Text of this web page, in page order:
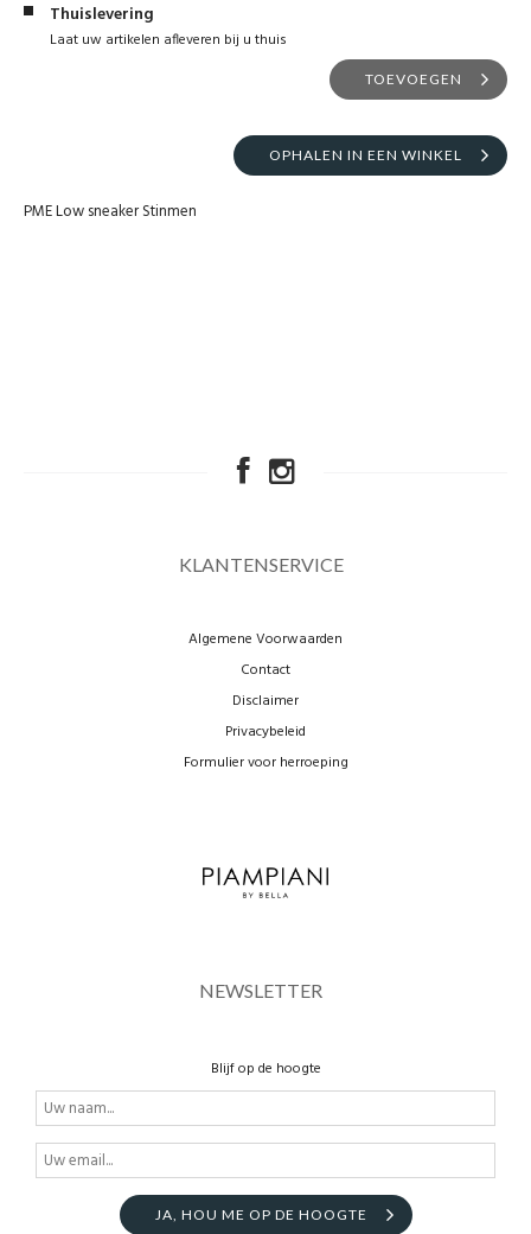
Thuislevering
Laat uw artikelen afleveren bij u thuis
TOEVOEGEN
OPHALEN IN EEN WINKEL
PME Low sneaker Stinmen
KLANTENSERVICE
Algemene Voorwaarden
Contact
Disclaimer
Privacybeleid
Formulier voor herroeping
NEWSLETTER
Blijf op de hoogte
JA, HOU ME OP DE HOOGTE